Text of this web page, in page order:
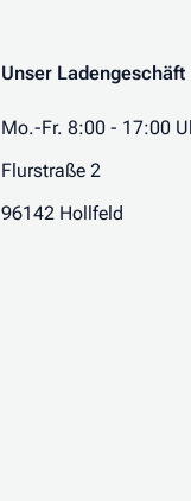
Unser Ladengeschäft
Mo.-Fr. 8:00 - 17:00
Flurstraße 2
96142 Hollfeld